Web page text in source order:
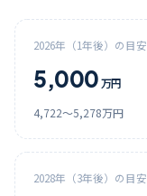
2026年（1年後）の目安
5,000 万円
4,722〜5,278万円
2028年（3年後）の目安